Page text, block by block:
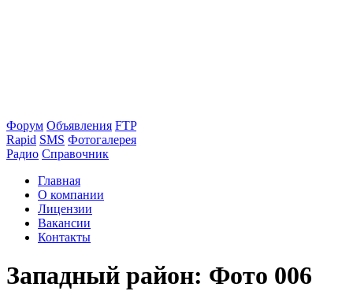
Форум Объявления FTP
Rapid SMS Фотогалерея
Радио Справочник
Главная
О компании
Лицензии
Вакансии
Контакты
Западный район: Фото 006